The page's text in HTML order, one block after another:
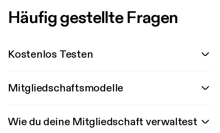
Häufig gestellte Fragen
Kostenlos Testen
Mitgliedschaftsmodelle
Wie du deine Mitgliedschaft verwaltest